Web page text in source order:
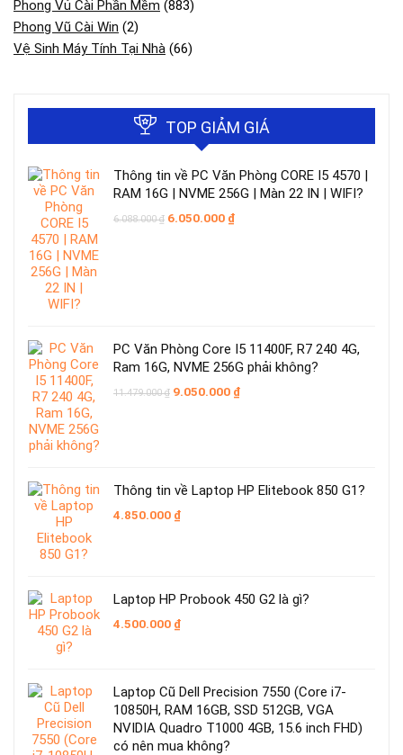
Phong Vủ Cài Phần Mềm (883)
Phong Vũ Cài Win (2)
Vệ Sinh Máy Tính Tại Nhà (66)
TOP GIẢM GIÁ
Thông tin về PC Văn Phòng CORE I5 4570 |
RAM 16G | NVME 256G | Màn 22 IN | WIFI?
6.088.000₫ Giá
6.050.000 ₫Giá
PC Văn Phòng Core I5 11400F, R7 240 4G,
Ram 16G, NVME 256G phải không?
11.479.000₫ Giá
9.050.000 ₫Giá
Thông tin về Laptop HP Elitebook 850 G1?
4.850.000 ₫
Laptop HP Probook 450 G2 là gì?
4.500.000 ₫
Laptop Cũ Dell Precision 7550 (Core i7-
10850H, RAM 16GB, SSD 512GB, VGA
NVIDIA Quadro T1000 4GB, 15.6 inch FHD)
có nên mua không?